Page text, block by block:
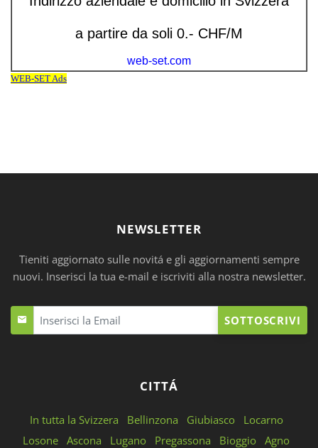
NEWSLETTER
Tieniti aggiornato sulle novitá e gli aggiornamenti sempre
nuovi. Inserisci la tua e-mail e iscriviti alla nostra newsletter.
SOTTOSCRIVI
CITTÁ
In tutta la Svizzera Bellinzona Giubiasco
Locarno
Losone Ascona Lugano Pregassona Bioggio Agno